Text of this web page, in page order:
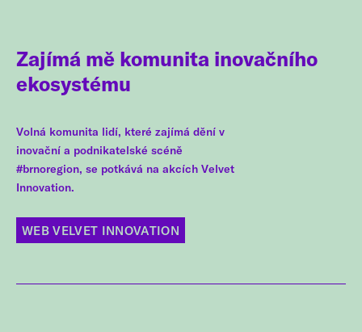
Zajímá mě komunita inovačního
ekosystému
Volná komunita lidí, které zajímá dění v
inovační a podnikatelské scéně
#brnoregion, se potkává na akcích Velvet
Innovation.
WEB VELVET INNOVATION